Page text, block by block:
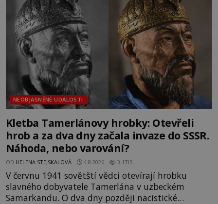
mezi vůdce protihusitského boje. Za manželku má
skutečně jistou
NEOBJASNĚNÉ UDÁLOSTI
Kletba Tamerlánovy hrobky: Otevřeli
hrob a za dva dny začala invaze do SSSR.
Náhoda, nebo varování?
OD HELENA STEJSKALOVÁ 4.8.2026 3.1TIS
V červnu 1941 sovětští vědci otevírají hrobku
slavného dobyvatele Tamerlána v uzbeckém
Samarkandu. O dva dny později nacistické